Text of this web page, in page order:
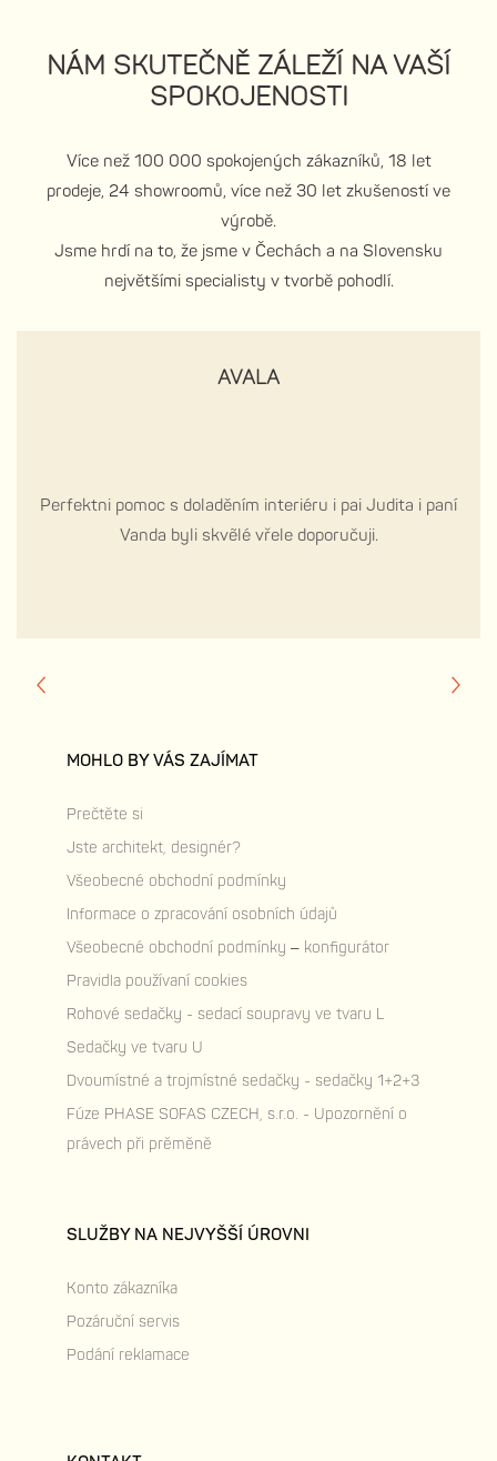
NÁM SKUTEČNĚ ZÁLEŽÍ NA VAŠÍ
SPOKOJENOSTI
Více než 100 000 spokojených zákazníků, 18 let
prodeje, 24 showroomů, více než 30 let zkušeností ve
výrobě.
Jsme hrdí na to, že jsme v Čechách a na Slovensku
největšími specialisty v tvorbě pohodlí.
AVALA
Perfektni pomoc s doladěním interiéru i pai Judita i paní
Vanda byli skvẽlé vřele doporučuji.
MOHLO BY VÁS ZAJÍMAT
Prečtěte si
Jste architekt, designér?
Všeobecné obchodní podmínky
Informace o zpracování osobních údajů
Všeobecné obchodní podmínky – konfigurátor
Pravidla používaní cookies
Rohové sedačky - sedací soupravy ve tvaru L
Sedačky ve tvaru U
Dvoumístné a trojmístné sedačky - sedačky 1+2+3
Fúze PHASE SOFAS CZECH, s.r.o. - Upozornění o
právech při prěměně
SLUŽBY NA NEJVYŠŠÍ ÚROVNI
Konto zákazníka
Pozáruční servis
Podání reklamace